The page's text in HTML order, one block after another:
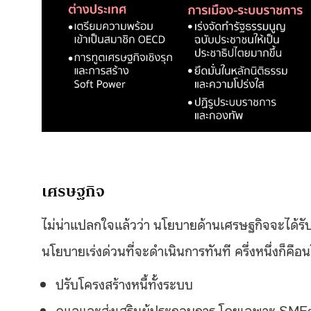
เศรษฐกิจ
ไม่น่าแปลกใจแล้วว่า นโยบายด้านเศรษฐกิจจะไ
นโยบายเร่งด่วนที่จะดำเนินการทันที ครึ่งหนึ่งก็คือ
ปรับโครงสร้างหนี้ทั้งระบบ